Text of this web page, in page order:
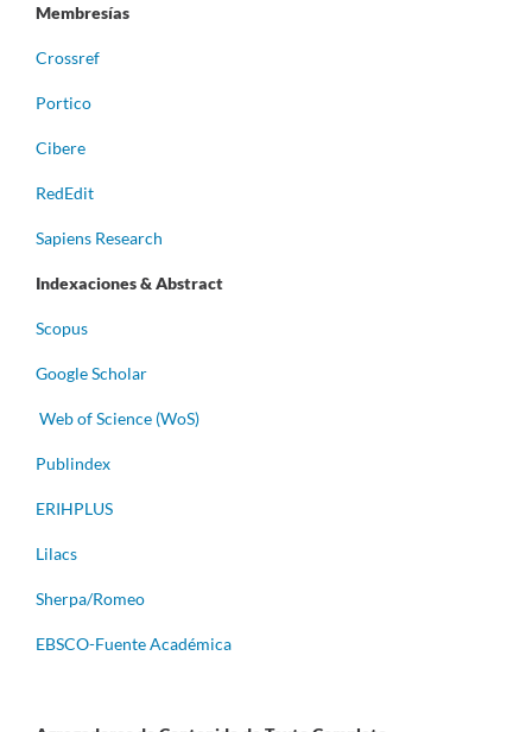
Membresías
Crossref
Portico
Cibere
RedEdit
Sapiens Research
Indexaciones & Abstract
Scopus
Google Scholar
Web of Science (WoS)
Publindex
ERIHPLUS
Lilacs
Sherpa/Romeo
EBSCO-Fuente Académica